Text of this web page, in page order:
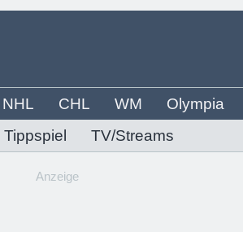
NHL CHL WM
Olympia
Tippspiel TV/Streams
Anzeige